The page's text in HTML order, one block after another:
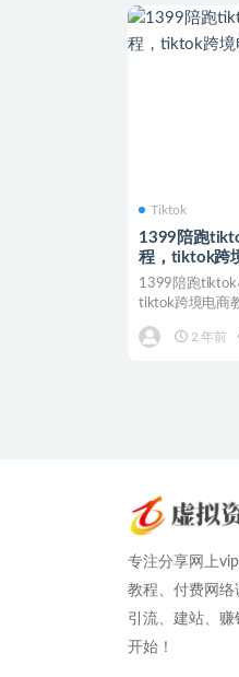
Tiktok
1399陪跑
程，tiktok跨
1399陪跑tiktok
tiktok跨境电商
2 年前
专注分享网上
教程、付费网络
引流、建站、
开始！